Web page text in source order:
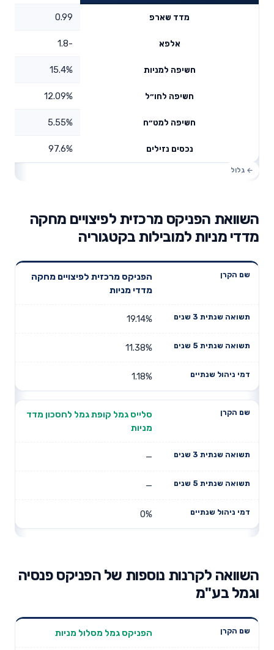
מדד שארפ 0.99
אלפא -1.8
חשיפה למניות 15.4%
חשיפה לחו״ל 12.09%
חשיפה למט״ח 5.55%
נכסים נזילים 97.6%
השוואת הפניקס מרכזית לפיצויים מחקה
מדדי מניות למובילות בקטגוריה
שנתית 3
תשואה
דמי ניהול
הפניקס מרכזית לפיצויים מחקה
מדדי מניות
19.14%
11.38%
1.18%
סלייס גמל קופת גמל לחסכון מדד
מניות
—
—
0%
השוואה לקרנות נוספות של הפניקס פנסיה
וגמל בע"מ
תשואה
הפניקס גמל מסלול מניות